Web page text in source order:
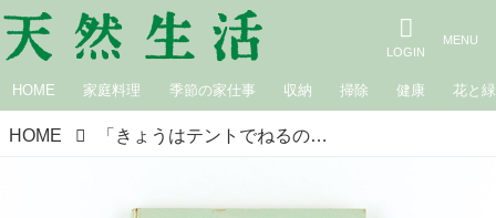
HOME 家庭料理 季節の家仕事 収納 掃除 健康 花と緑
HOME 「きょうはテントでねるの」まちだファミリーの手づくり絵本。忘れられない“家族キャンプ”の思い出／町田万里子さん